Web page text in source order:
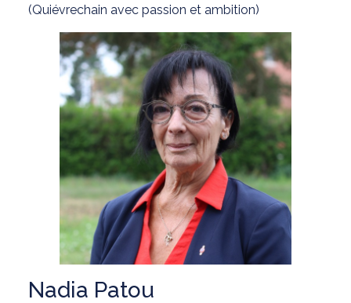
(Quiévrechain avec passion et ambition)
Nadia Patou